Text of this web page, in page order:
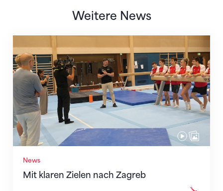
Weitere News
News
Mit klaren Zielen nach Zagreb
Mit klaren Zielen nach Zagreb